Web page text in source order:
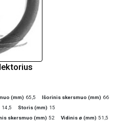
(mm) 65,5 Išorinis skersmuo (mm) 66
14,5 Storis (mm) 15
skersmuo (mm) 52 Vidinis ø (mm) 51,5